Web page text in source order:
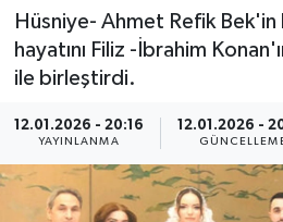
Hüsniye- Ahmet Refik Bek'in
hayatını Filiz -İbrahim
ile birleştirdi.
12.01.2026 - 20:16
YAYINLANMA
12.01.2026 -
Süper Lig Puan Durumu
Son Dakika Haberleri
Haber Arşivi